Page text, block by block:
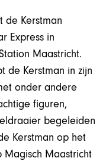
de Kerstman
Express in
Maastricht.
de Kerstman in zijn
onder andere
figuren,
begeleiden
Kerstman op het
Maastricht